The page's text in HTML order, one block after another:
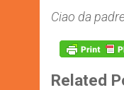
Ciao da
Related